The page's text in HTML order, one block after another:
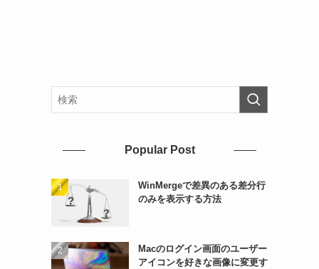
Popular Post
WinMergeで差異のある差分行
のみを表示する方法
Macのログイン画面のユーザー
アイコンを好きな画像に変更す